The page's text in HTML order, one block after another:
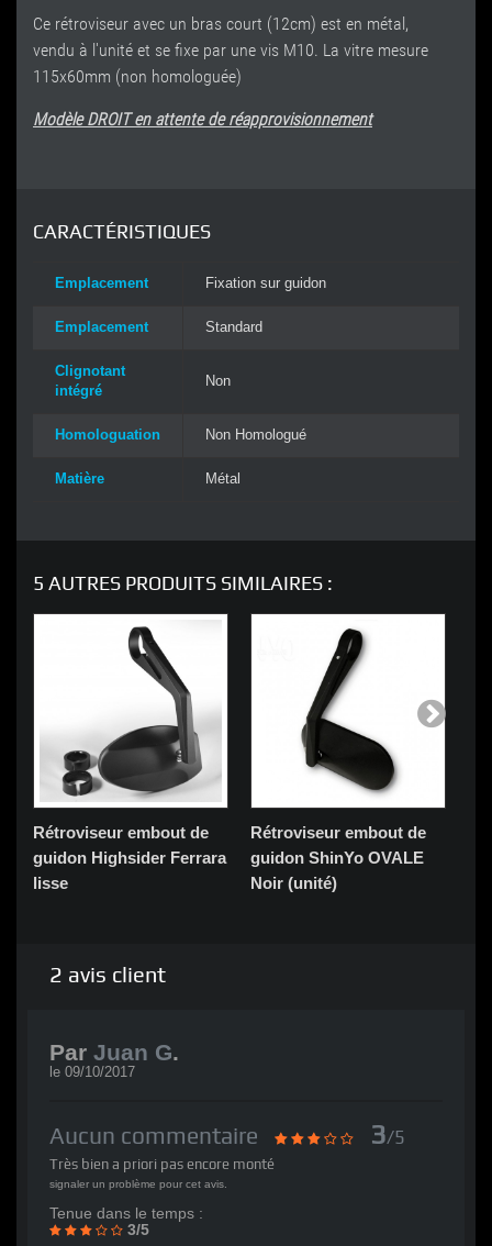
Ce rétroviseur avec un bras court (12cm) est en métal,
vendu à l'unité et se fixe par une vis M10. La vitre mesure
115x60mm (non homologuée)
Modèle DROIT en attente de réapprovisionnement
CARACTÉRISTIQUES
Emplacement Fixation sur guidon
Emplacement Standard
Clignotant
intégré
Non
Homologuation Non Homologué
Matière Métal
5 AUTRES PRODUITS SIMILAIRES :
Rétroviseur embout de
guidon Highsider Ferrara
lisse
Rétroviseur embout de
guidon ShinYo OVALE
Noir (unité)
2 avis client
Par Juan G.
le 09/10/2017
Aucun commentaire 3/5
Très bien a priori pas encore monté
signaler un problème pour cet avis.
Tenue dans le temps :
3/5